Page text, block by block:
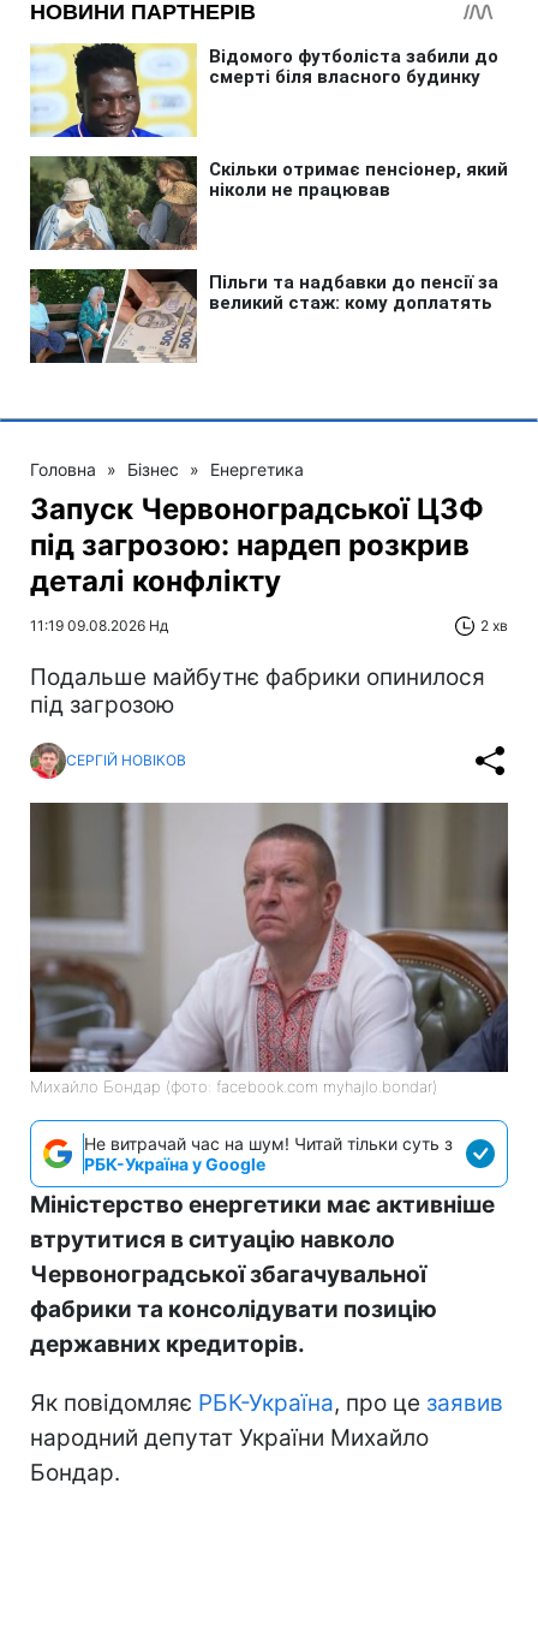
Головна » Бізнес » Енергетика
Запуск Червоноградської ЦЗФ
під загрозою: нардеп розкрив
деталі конфлікту
11:19 09.08.2026 Нд 2 хв
Подальше майбутнє фабрики опинилося
під загрозою
СЕРГІЙ НОВІКОВ
Михайло Бондар (фото: facebook.com myhajlo.bondar)
Не витрачай час на шум! Читай тільки суть з
РБК-Україна у Google
Міністерство енергетики має активніше
втрутитися в ситуацію навколо
Червоноградської збагачувальної
фабрики та консолідувати позицію
державних кредиторів.
Як повідомляє РБК-Україна, про це заявив
народний депутат України Михайло
Бондар.